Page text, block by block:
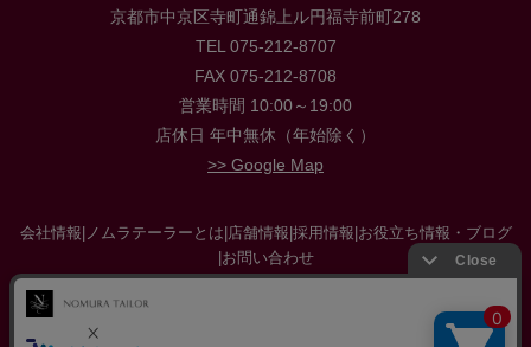
京都市中京区寺町通錦上ル円福寺前町278
TEL 075-212-8707
FAX 075-212-8708
営業時間 10:00～19:00
店休日 年中無休（年始除く）
>> Google Map
会社情報 ノムラテーラーとは 店舗情報 採用情報 お役立ち情報・ブログ
お問い合わせ
特定商取引に関する法律に基づく表示